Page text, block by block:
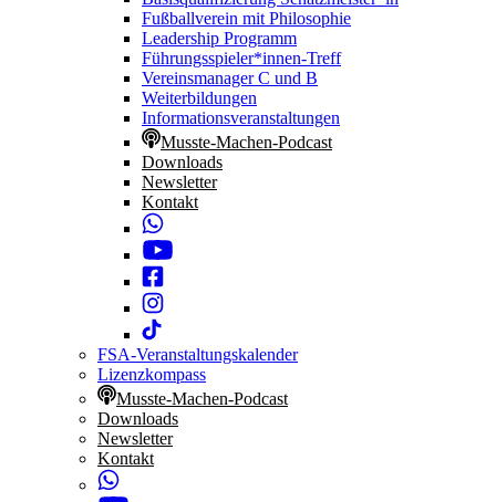
Fußballverein mit Philosophie
Leadership Programm
Führungsspieler*innen-Treff
Vereinsmanager C und B
Weiterbildungen
Informationsveranstaltungen
Musste-Machen-Podcast
Downloads
Newsletter
Kontakt
FSA-Veranstaltungskalender
Lizenzkompass
Musste-Machen-Podcast
Downloads
Newsletter
Kontakt